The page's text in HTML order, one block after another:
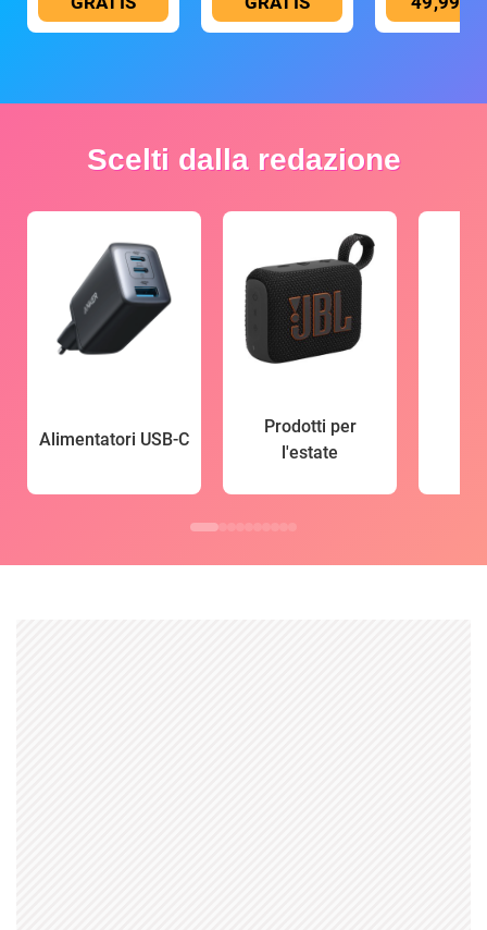
Scelti dalla redazione
Alimentatori USB-C
Prodotti per
l'estate